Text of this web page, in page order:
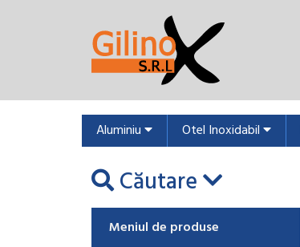
Aluminiu Otel Inoxidabil
Căutare
Meniul de produse